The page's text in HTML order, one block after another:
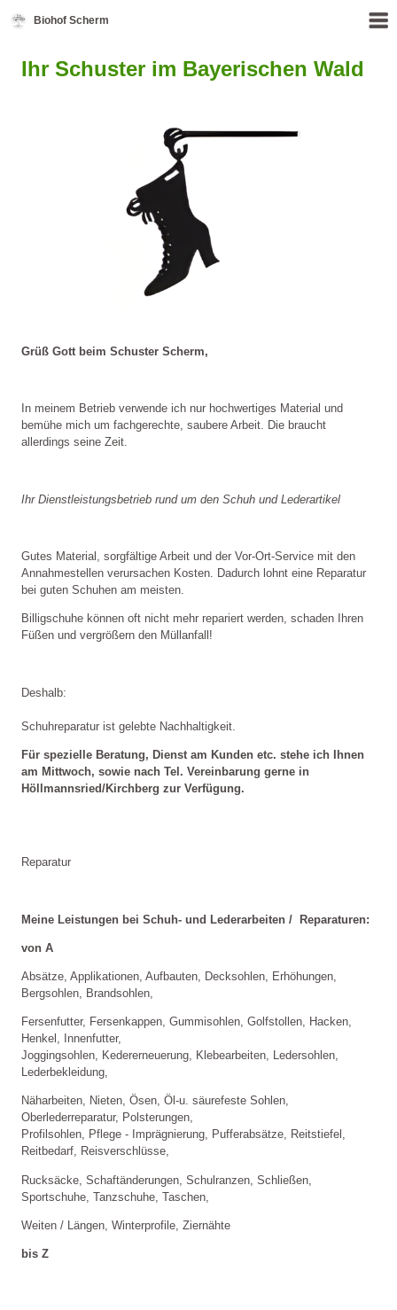
Biohof Scherm
Ihr Schuster im Bayerischen Wald
Grüß Gott beim Schuster Scherm,
In meinem Betrieb verwende ich nur hochwertiges Material und
bemühe mich um fachgerechte, saubere Arbeit. Die braucht
allerdings seine Zeit.
Ihr Dienstleistungsbetrieb rund um den Schuh und Lederartikel
Gutes Material, sorgfältige Arbeit und der Vor-Ort-Service mit den
Annahmestellen verursachen Kosten. Dadurch lohnt eine Reparatur
bei guten Schuhen am meisten.
Billigschuhe können oft nicht mehr repariert werden, schaden Ihren
Füßen und vergrößern den Müllanfall!
Deshalb:
Schuhreparatur ist gelebte Nachhaltigkeit.
Für spezielle Beratung, Dienst am Kunden etc. stehe ich Ihnen
am Mittwoch, sowie nach Tel. Vereinbarung gerne in
Höllmannsried/Kirchberg zur Verfügung.
Reparatur
Meine Leistungen bei Schuh- und Lederarbeiten /  Reparaturen:
von A
Absätze, Applikationen, Aufbauten, Decksohlen, Erhöhungen,
Bergsohlen, Brandsohlen,
Fersenfutter, Fersenkappen, Gummisohlen, Golfstollen, Hacken,
Henkel, Innenfutter,
Joggingsohlen, Kedererneuerung, Klebearbeiten, Ledersohlen,
Lederbekleidung,
Näharbeiten, Nieten, Ösen, Öl-u. säurefeste Sohlen,
Oberlederreparatur, Polsterungen,
Profilsohlen, Pflege - Imprägnierung, Pufferabsätze, Reitstiefel,
Reitbedarf, Reisverschlüsse,
Rucksäcke, Schaftänderungen, Schulranzen, Schließen,
Sportschuhe, Tanzschuhe, Taschen,
Weiten / Längen, Winterprofile, Ziernähte
bis Z